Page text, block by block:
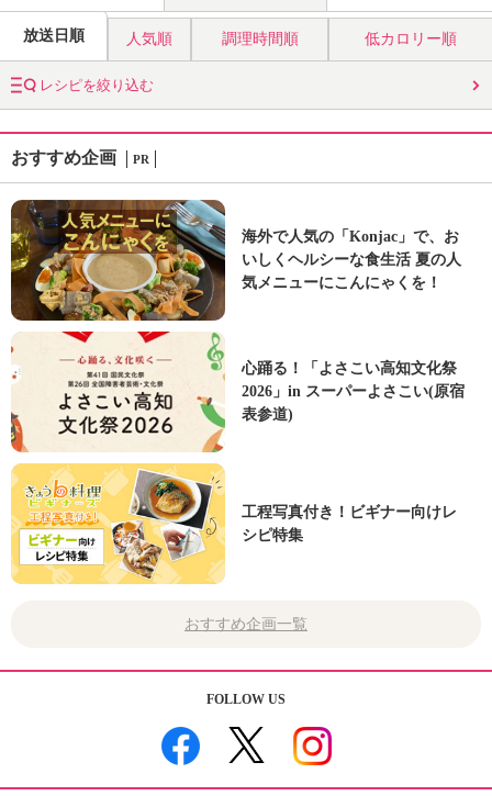
放送日順 人気順 調理時間順 低カロリー順
レシピを絞り込む
おすすめ企画 PR
海外で人気の「Konjac」で、お
いしくヘルシーな食生活 夏の人
気メニューにこんにゃくを！
心踊る！「よさこい高知文化祭
2026」in スーパーよさこい(原宿
表参道)
工程写真付き！ビギナー向けレ
シピ特集
おすすめ企画一覧
FOLLOW US